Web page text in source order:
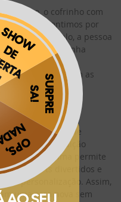
mesmo, o cofrinho com
que sentimos por
por exemplo, a pessoa
muito e que tenha
para presentear o
o cofrinho com as
nosso software!
de guardar aquele
software de edição
Mac, o programa permite
cliparts divertidos e
e personalização. Assim,
uma cara nova sem
na
e ofertas exclusivas da?